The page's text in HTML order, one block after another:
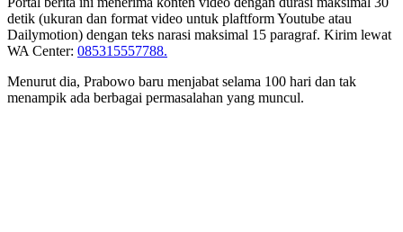
detik (ukuran dan format video untuk plaftform Youtube atau
Dailymotion) dengan teks narasi maksimal 15 paragraf. Kirim lewat
WA Center: 085315557788.
Menurut dia, Prabowo baru menjabat selama 100 hari dan tak
menampik ada berbagai permasalahan yang muncul.